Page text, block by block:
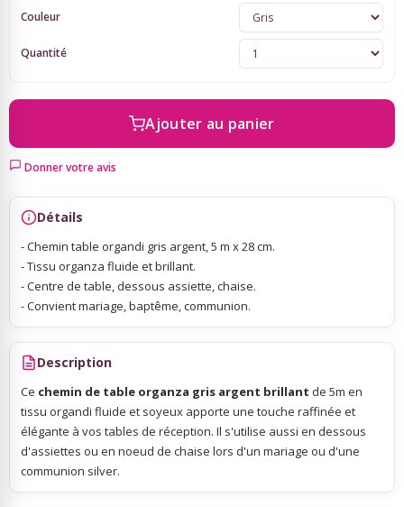
Sky Lanterns
Rubans Tulle Organdi
Scrapbooking, Loisirs Créatifs
Couleur
Quantité
Ajouter au panier
Donner votre avis
Détails
- Chemin table organdi gris argent, 5 m x 28 cm.
- Tissu organza fluide et brillant.
- Centre de table, dessous assiette, chaise.
- Convient mariage, baptême, communion.
Description
Ce chemin de table organza gris argent brillant de 5m en
tissu organdi fluide et soyeux apporte une touche raffinée et
élégante à vos tables de réception. Il s'utilise aussi en dessous
d'assiettes ou en noeud de chaise lors d'un mariage ou d'une
communion silver.